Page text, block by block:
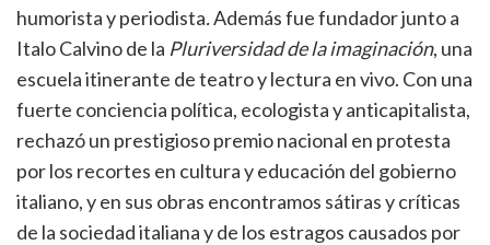
humorista y periodista.Además fue fundador junto a
Italo Calvino de la Pluriversidad de la imaginación, una
escuela itinerante de teatro y lectura en vivo. Con una
fuerte conciencia política, ecologista y anticapitalista,
rechazó un prestigioso premio nacional en protesta
por los recortes en cultura y educación del gobierno
italiano, y en sus obras encontramos sátiras y críticas
de la sociedad italiana y de los estragos causados por